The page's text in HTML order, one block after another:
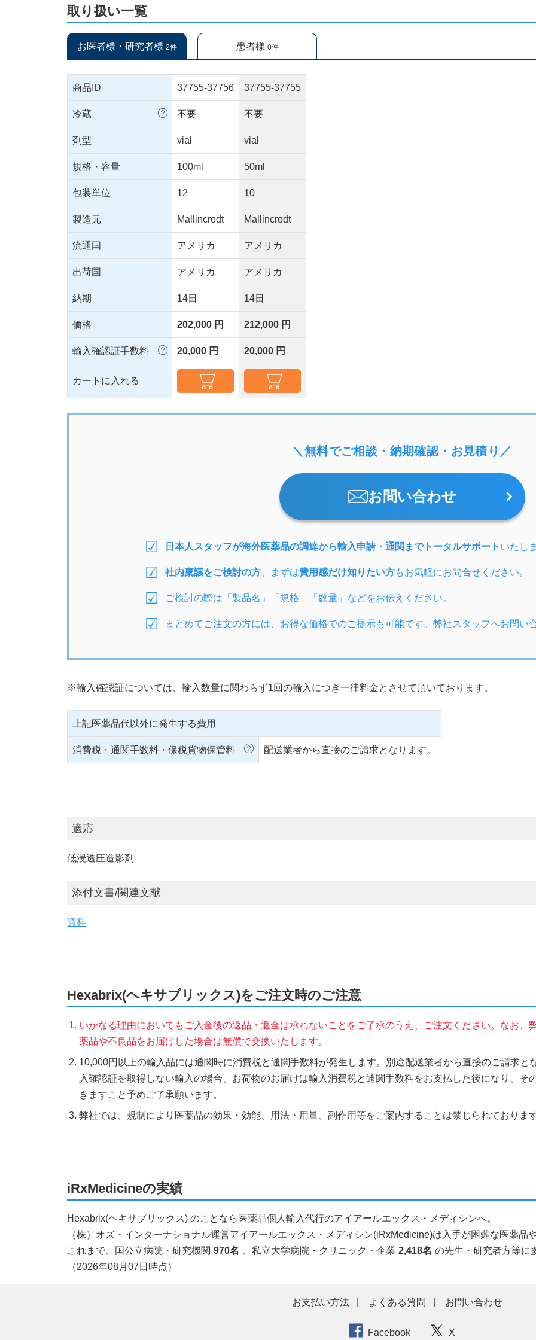
取り扱い一覧
お医者様・研究者様 2件 患者様 0件
商品ID 37755-37756 37755-37755
冷蔵 不要 不要
剤型 vial vial
規格・容量 100ml 50ml
包装単位 12 10
製造元 Mallincrodt Mallincrodt
流通国 アメリカ アメリカ
出荷国 アメリカ アメリカ
納期 14日 14日
価格 202,000 円 212,000 円
輸入確認証手数料 20,000 円 20,000 円
カートに入れる
＼無料でご相談・納期確認・お見積り／
お問い合わせ
日本人スタッフが海外医薬品の調達から輸入申請・通関までトータルサポート いたし
社内稟議をご検討の方 、まずは費用感だけ知りたい方もお気軽にお問合せください。
ご検討の際は「製品名」「規格」「数量」などをお伝えください。
まとめてご注文の方には、お得な価格でのご提示も可能です。弊社スタッフへお問い
※輸入確認証については、輸入数量に関わらず1回の輸入につき一律料金とさせて頂いております。
上記医薬品代以外に発生する費用
消費税・通関手数料・保税貨物保管料 配送業者から直接のご請求となります。
適応
低浸透圧造影剤
添付文書/関連文献
資料
Hexabrix(ヘキサブリックス)をご注文時のご注意
いかなる理由においてもご入金後の返品・返金は承れないことをご了承のうえ、ご注文ください。なお、
薬品や不良品をお届けした場合は無償で交換いたします。
10,000円以上の輸入品には通関時に消費税と通関手数料が発生します。別途配送業者から直接のご請求
入確認証を取得しない輸入の場合、お荷物のお届けは輸入消費税と通関手数料をお支払した後になり、そ
きますこと予めご了承願います。
弊社では、規制により医薬品の効果・効能、用法・用量、副作用等をご案内することは禁じられております
iRxMedicineの実績
Hexabrix(ヘキサブリックス) のことなら医薬品個人輸入代行のアイアールエックス・メディシンへ。
（株）オズ・インターナショナル運営アイアールエックス・メディシン(iRxMedicine)は入手が困難な医薬品
これまで、国公立病院・研究機関 970名 、私立大学病院・クリニック・企業 2,418名 の先生・研究者方等に
（2026年08月07日時点）
お支払い方法 よくある質問 お問い合わせ
Facebook X